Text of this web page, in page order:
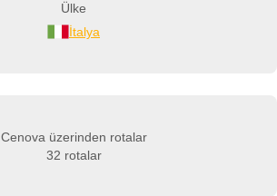
Ülke
İtalya
Cenova üzerinden rotalar
32 rotalar